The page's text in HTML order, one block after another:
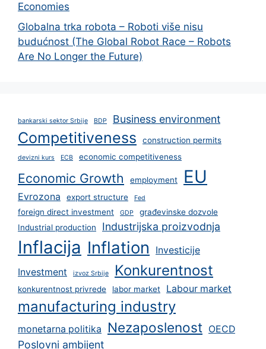
Economies
Globalna trka robota – Roboti više nisu
budućnost (The Global Robot Race – Robots
Are No Longer the Future)
bankarski sektor Srbije BDP Business environment
Competitiveness construction permits
devizni kurs ECB economic competitiveness
Economic Growth employment EU
Evrozona export structure Fed
foreign direct investment GDP
građevinske dozvole
Industrial production
Industrijska proizvodnja
Inflacija Inflation
Investicije
Investment
izvoz Srbije Konkurentnost
konkurentnost privrede labor market Labour market
manufacturing industry
monetarna politika Nezaposlenost OECD
Poslovni ambijent